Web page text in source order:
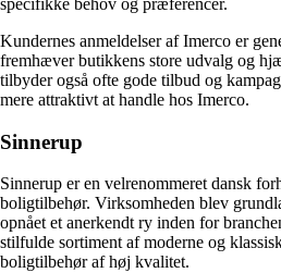
specifikke behov og præferencer.
Kundernes anmeldelser af Imerco er
fremhæver butikkens store udvalg og
tilbyder også ofte gode tilbud og
mere attraktivt at handle hos Imerco.
Sinnerup
Sinnerup er en velrenommeret dansk
boligtilbehør. Virksomheden blev
opnået et anerkendt ry inden for
stilfulde sortiment af moderne og
boligtilbehør af høj kvalitet.